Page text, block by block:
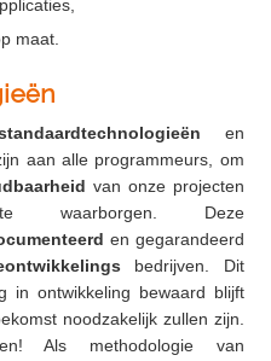
maat.
en
aan alle programmeurs, om
van onze projecten
Deze
en gegarandeerd
bedrijven. Dit
in ontwikkeling bewaard blijft
noodzakelijk zullen zijn.
Als methodologie van